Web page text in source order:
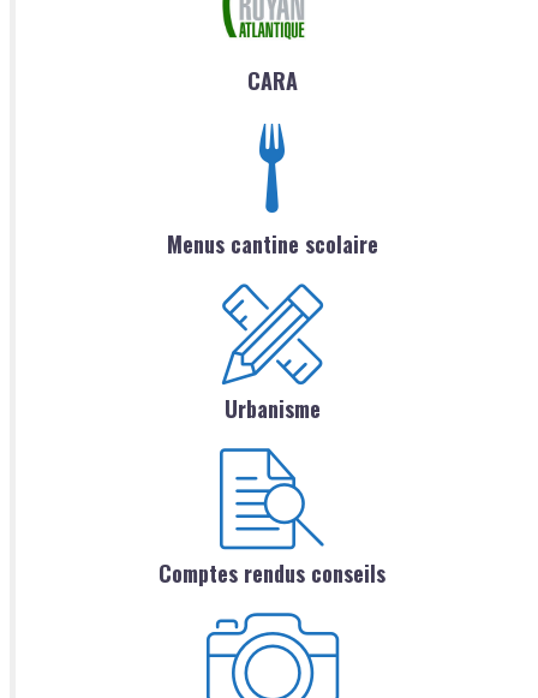
CARA
Menus cantine scolaire
Urbanisme
Comptes rendus conseils